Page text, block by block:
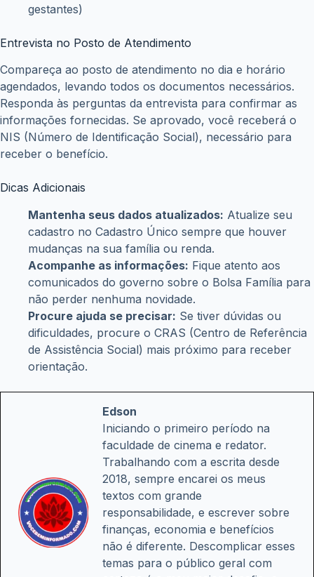
gestantes)
Entrevista no Posto de Atendimento
Compareça ao posto de atendimento no dia e horário
agendados, levando todos os documentos necessários.
Responda às perguntas da entrevista para confirmar as
informações fornecidas. Se aprovado, você receberá o
NIS (Número de Identificação Social), necessário para
receber o benefício.
Dicas Adicionais
Mantenha seus dados atualizados: Atualize seu
cadastro no Cadastro Único sempre que houver
mudanças na sua família ou renda.
Acompanhe as informações: Fique atento aos
comunicados do governo sobre o Bolsa Família para
não perder nenhuma novidade.
Procure ajuda se precisar: Se tiver dúvidas ou
dificuldades, procure o CRAS (Centro de Referência
de Assistência Social) mais próximo para receber
orientação.
Edson
Iniciando o primeiro período na
faculdade de cinema e redator.
Trabalhando com a escrita desde
2018, sempre encarei os meus
textos com grande
responsabilidade, e escrever sobre
finanças, economia e benefícios
não é diferente. Descomplicar esses
temas para o público geral com